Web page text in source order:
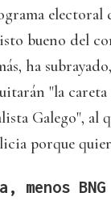
electoral
bueno del
ha
"la careta
Galego", al
porque
menos BNG